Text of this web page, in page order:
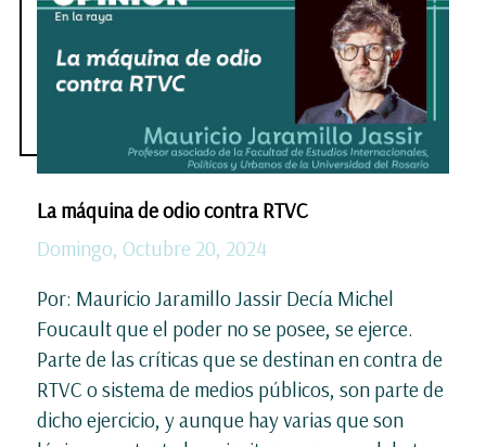
La máquina de odio contra RTVC
Domingo, Octubre 20, 2024
Por: Mauricio Jaramillo Jassir Decía Michel
Foucault que el poder no se posee, se ejerce.
Parte de las críticas que se destinan en contra de
RTVC o sistema de medios públicos, son parte de
dicho ejercicio, y aunque hay varias que son